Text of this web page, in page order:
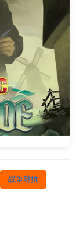
战争对抗